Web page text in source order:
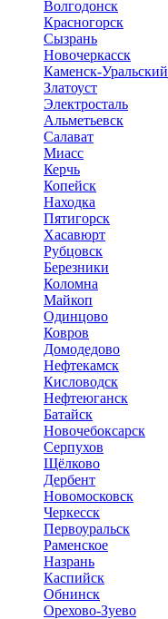
Волгодонск
Красногорск
Сызрань
Новочеркасск
Каменск-Уральский
Златоуст
Электросталь
Альметьевск
Салават
Миасс
Керчь
Копейск
Находка
Пятигорск
Хасавюрт
Рубцовск
Березники
Коломна
Майкоп
Одинцово
Ковров
Домодедово
Нефтекамск
Кисловодск
Нефтеюганск
Батайск
Новочебоксарск
Серпухов
Щёлково
Дербент
Новомосковск
Черкесск
Первоуральск
Раменское
Назрань
Каспийск
Обнинск
Орехово-Зуево